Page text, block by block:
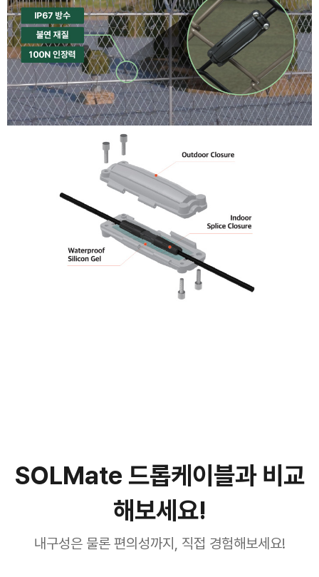
SOLMate 드롭케이블과 비교
해보세요!
내구성은 물론 편의성까지, 직접 경험해보세요!